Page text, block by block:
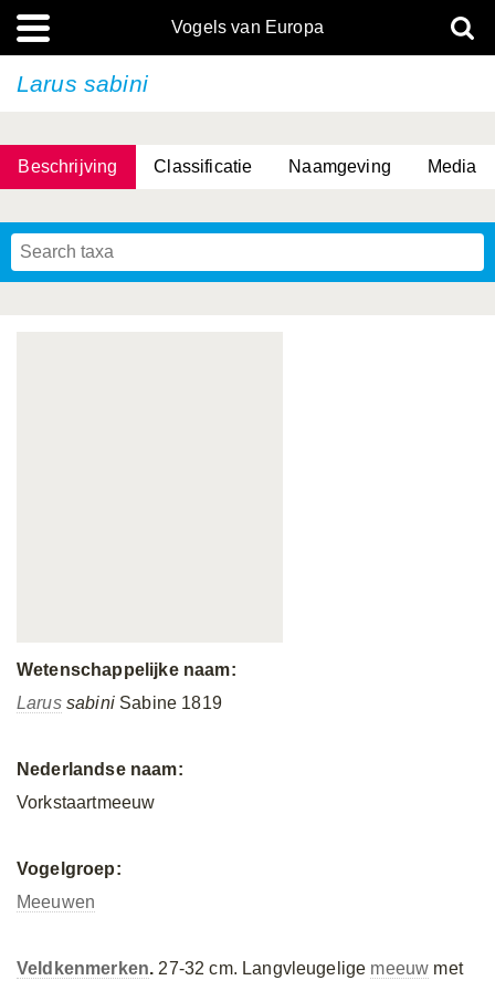
Vogels van Europa
Larus sabini
Beschrijving Classificatie Naamgeving Media
Wetenschappelijke naam:
LarussabiniSabine 1819
Nederlandse naam:
Vorkstaartmeeuw
Vogelgroep:
Meeuwen
Veldkenmerken. 27-32 cm. Langvleugelige meeuw met